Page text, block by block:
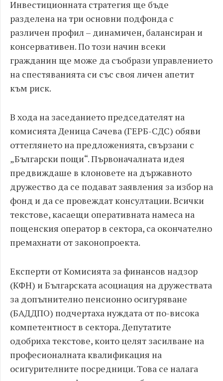
Инвестиционната стратегия ще бъде
разделена на три основни подфонда с
различен профил – динамичен, балансиран и
консервативен. По този начин всеки
гражданин ще може да съобрази управлението
на спестяванията си със своя личен апетит
към риск.
В хода на заседанието председателят на
комисията Деница Сачева (ГЕРБ-СДС) обяви
оттеглянето на предложенията, свързани с
„Български пощи“. Първоначалната идея
предвиждаше в клоновете на държавното
дружество да се подават заявления за избор на
фонд и да се провеждат консултации. Всички
текстове, касаещи оперативната намеса на
пощенския оператор в сектора, са окончателно
премахнати от законопроекта.
Експерти от Комисията за финансов надзор
(КФН) и Българската асоциация на дружествата
за допълнително пенсионно осигуряване
(БАДДПО) подчертаха нуждата от по-висока
компетентност в сектора. Депутатите
одобриха текстове, които целят засилване на
професионалната квалификация на
осигурителните посредници. Това се налага